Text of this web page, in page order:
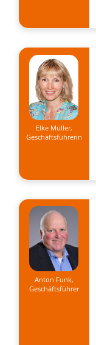
Elke Müller,
Geschäftsführerin
Anton Funk,
Geschäftsführer